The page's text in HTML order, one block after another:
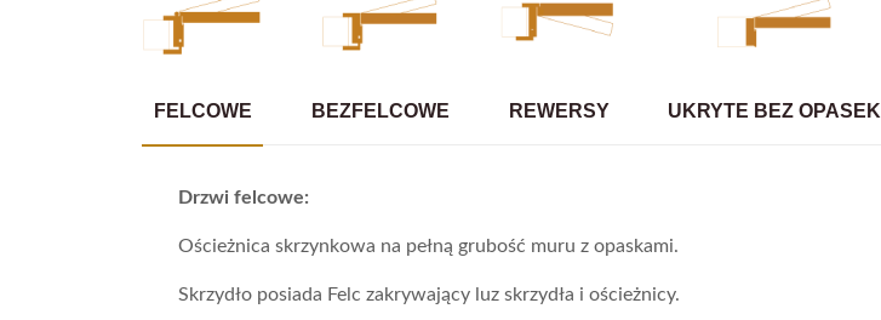
FELCOWE BEZFELCOWE REWERSY UKRYTE BEZ OPASEK
Drzwi felcowe:
Ościeżnica skrzynkowa na pełną grubość muru z opaskami.
Skrzydło posiada Felc zakrywający luz skrzydła i ościeżnicy.